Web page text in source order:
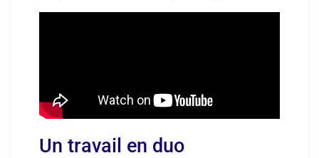
Un travail en duo